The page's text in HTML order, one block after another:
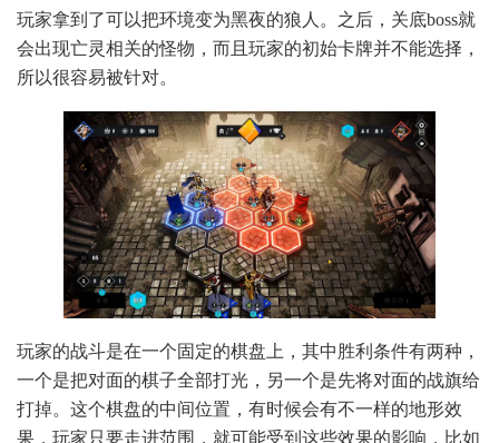
玩家拿到了可以把环境变为黑夜的狼人。之后，关底boss就
会出现亡灵相关的怪物，而且玩家的初始卡牌并不能选择，
所以很容易被针对。
玩家的战斗是在一个固定的棋盘上，其中胜利条件有两种，
一个是把对面的棋子全部打光，另一个是先将对面的战旗给
打掉。这个棋盘的中间位置，有时候会有不一样的地形效
果，玩家只要走进范围，就可能受到这些效果的影响，比如